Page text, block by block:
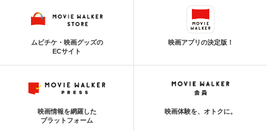
ムビチケ・映画グッズの
ECサイト
映画アプリの決定版！
映画情報を網羅した
プラットフォーム
映画体験を、オトクに。